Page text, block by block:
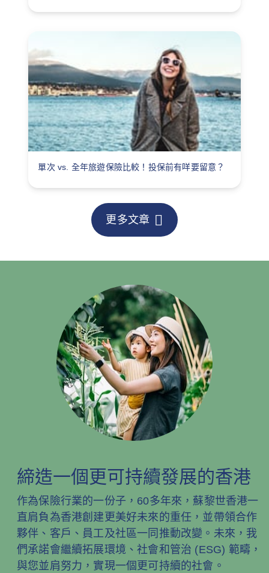
單次 vs. 全年旅遊保險比較！投保前有咩要留意？
更多文章
締造一個更可持續發展的香港
作為保險行業的一份子，60多年來，蘇黎世香港一
直肩負為香港創建更美好未來的重任，並帶領合作
夥伴、客戶、員工及社區一同推動改變。未來，我
們承諾會繼續拓展環境、社會和管治 (ESG) 範疇，
與您並肩努力，實現一個更可持續的社會。